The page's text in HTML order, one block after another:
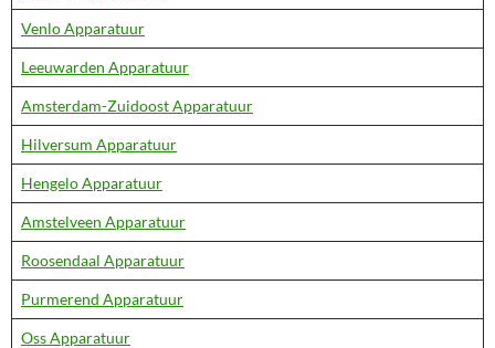
Venlo Apparatuur
Leeuwarden Apparatuur
Amsterdam-Zuidoost Apparatuur
Hilversum Apparatuur
Hengelo Apparatuur
Amstelveen Apparatuur
Roosendaal Apparatuur
Purmerend Apparatuur
Oss Apparatuur